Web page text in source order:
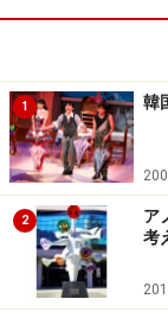
1 韓
2
ア
考